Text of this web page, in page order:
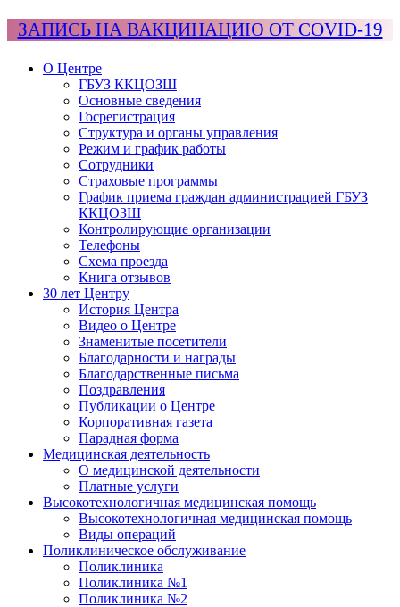
ЗАПИСЬ НА ВАКЦИНАЦИЮ ОТ COVID-19
О Центре
ГБУЗ ККЦОЗШ
Основные сведения
Госрегистрация
Структура и органы управления
Режим и график работы
Сотрудники
Страховые программы
График приема граждан администрацией ГБУЗ
ККЦОЗШ
Контролирующие организации
Телефоны
Схема проезда
Книга отзывов
30 лет Центру
История Центра
Видео о Центре
Знаменитые посетители
Благодарности и награды
Благодарственные письма
Поздравления
Публикации о Центре
Корпоративная газета
Парадная форма
Медицинская деятельность
О медицинской деятельности
Платные услуги
Высокотехнологичная медицинская помощь
Высокотехнологичная медицинская помощь
Виды операций
Поликлиническое обслуживание
Поликлиника
Поликлиника №1
Поликлиника №2